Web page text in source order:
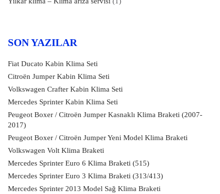
SON YAZILAR
Fiat Ducato Kabin Klima Seti
Citroën Jumper Kabin Klima Seti
Volkswagen Crafter Kabin Klima Seti
Mercedes Sprinter Kabin Klima Seti
Peugeot Boxer / Citroën Jumper Kasnaklı Klima Braketi (2007-
2017)
Peugeot Boxer / Citroën Jumper Yeni Model Klima Braketi
Volkswagen Volt Klima Braketi
Mercedes Sprinter Euro 6 Klima Braketi (515)
Mercedes Sprinter Euro 3 Klima Braketi (313/413)
Mercedes Sprinter 2013 Model Sağ Klima Braketi